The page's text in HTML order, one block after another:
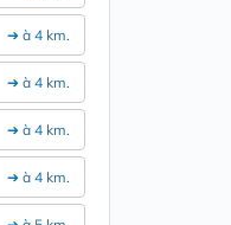
➔ à 4 km.
➔ à 4 km.
➔ à 4 km.
➔ à 4 km.